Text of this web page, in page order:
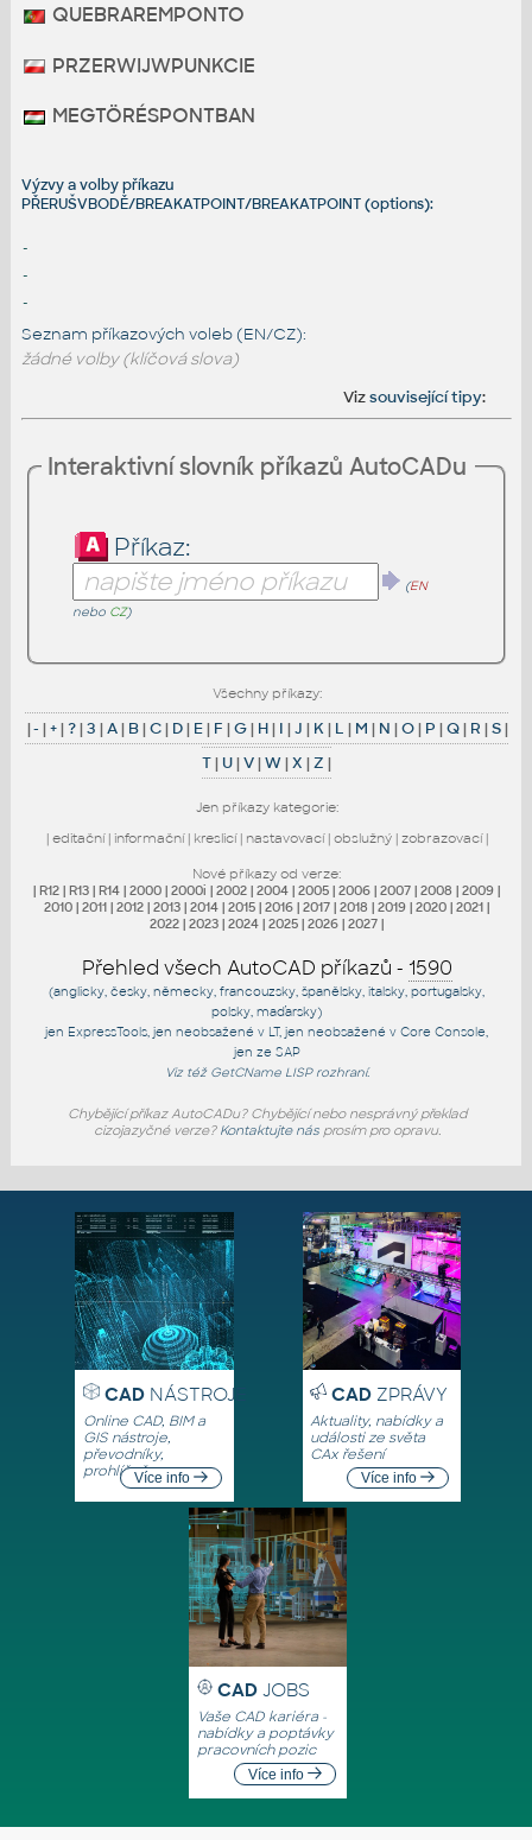
QUEBRAREMPONTO
PRZERWIJWPUNKCIE
MEGTÖRÉSPONTBAN
Výzvy a volby příkazu
PŘERUŠVBODĚ/BREAKATPOINT/BREAKATPOINT (options):
-
-
-
Seznam příkazových voleb (EN/CZ):
žádné volby (klíčová slova)
Vizsouvisející tipy:
Interaktivní slovník příkazů AutoCADu
Příkaz:
(EN
nebo CZ)
Všechny příkazy:
|- |+|?|3 |A| B|C| D| E| F |G| H| I |J | K| L | M | N |O| P |Q| R |S|
T| U|V|W|X |Z |
Jen příkazy kategorie:
| editační| informační| kreslicí| nastavovací| obslužný| zobrazovací|
Nové příkazy od verze:
| R12 | R13 | R14 | 2000 | 2000i | 2002 | 2004 | 2005 | 2006 | 2007 | 2008 | 2009 |
2010 | 2011 | 2012 | 2013 | 2014 | 2015 | 2016 | 2017 | 2018 | 2019 | 2020 | 2021 |
2022 | 2023 | 2024 | 2025 | 2026 | 2027 |
Přehled všech AutoCAD příkazů - 1590
(anglicky, česky, německy, francouzsky, španělsky, italsky, portugalsky,
polsky, maďarsky)
jen ExpressTools , jen neobsažené v LT, jen neobsažené v Core Console
jen ze SAP
Viz též GetCNameLISP rozhraní.
Chybějící příkaz AutoCADu? Chybějící nebo nesprávný překlad
cizojazyčné verze? Kontaktujte násprosím pro opravu.
CADNÁSTROJE
Online CAD, BIM a
GIS nástroje,
převodníky,
prohlížečeVíce info
CADZPRÁVY
Aktuality, nabídky a
události ze světa
CAx řešení
Více info
CAD JOBS
Vaše CAD kariéra -
nabídky a poptávky
pracovních pozic
Více info